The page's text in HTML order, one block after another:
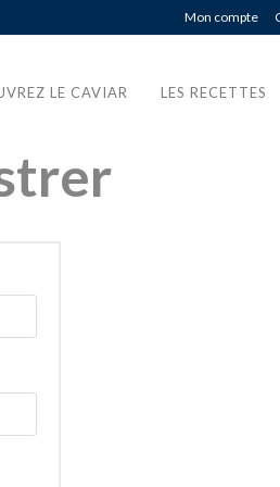
Mon compte
LE CAVIAR LES RECETTES